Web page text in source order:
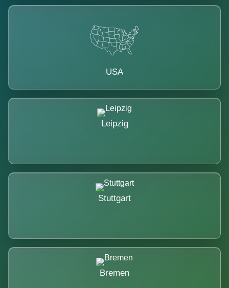
USA
Leipzig
Stuttgart
Bremen